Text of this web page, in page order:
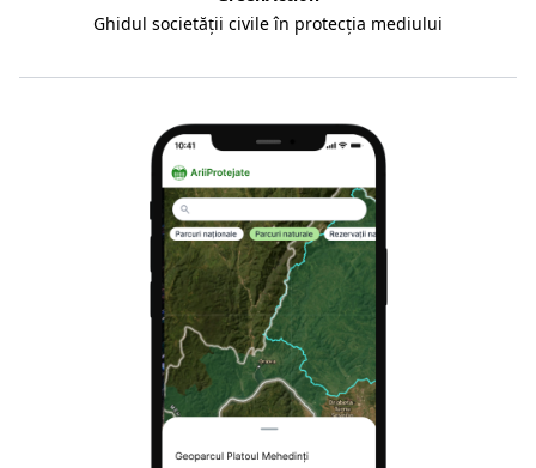
Ghidul societății civile în protecția mediului